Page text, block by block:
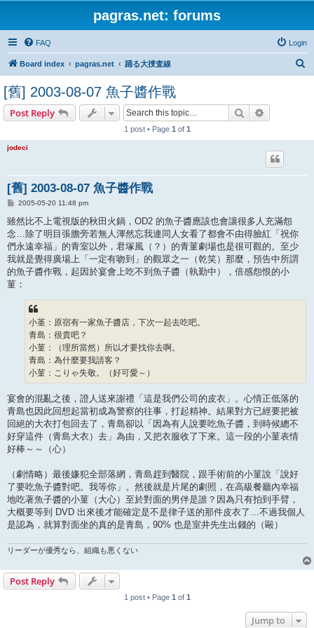
pagras.net: forums
FAQ Login
Board index pagras.net 踊る大捜査線
[舊] 2003-08-07 魚子醬作戰
Post Reply Search
1 post • Page 1 of 1
jodeci
[舊] 2003-08-07 魚子醬作戰
P
s
t
2005-05-20 11:48 pm
雖然比不上電視版的秋田火鍋，OD2 的魚子醬應該也會讓很多人充滿怨
念…除了明目張膽旁若無人渾然忘我連同人女看了都會不由得臉紅「祝你
們永遠幸福」的青室以外，君塚風（？）的青菫劇場也是很可觀的。至少
我就是覺得廣場上「一定有吻到」的觀眾之一（乾笑）那麼，預告中所謂
的魚子醬作戰，起因於宴會上吃不到魚子醬（執勤中），倍感怨恨的小
菫：
小堇：原宿有一家魚子醬店，下次一起去吃吧。
青島：很貴吧？
小菫：（理所當然）所以才要找你去啊。
青島：為什麼要我請客？
小菫：こりゃ失敬。（好可愛～）
宴會的混亂之後，證人送來謝禮「這是我們公司的皮衣」。心情正低落的
青島也因此回想起當初成為警察的往事，打起精神。結果對方已經要把被
回絕的大衣打包回去了，青島卻以「因為有人說要吃魚子醬，到時候總不
好穿這件（青島大衣）去」為由，又把衣服收了下來。這一段的小菫表情
好棒～～（心）
（劇情略）最後嫌犯全部落網，青島趕到醫院，跟手術前的小菫說「說好
了要吃魚子醬對吧。我等你」。然後就是片尾的劇照，在高級餐廳內幸福
地吃著魚子醬的小菫（大心）至於對面的男伴是誰？因為只有拍到手臂，
大概要等到 DVD 出來後才能確定是不是律子送的那件皮衣了…不過我個人
是認為，就算對面坐的真的是青島，90% 也是室井先生出錢的（毆）
リーダーが優秀なら、組織も悪くない
Post Reply
1 post • Page 1of 1
Jump to